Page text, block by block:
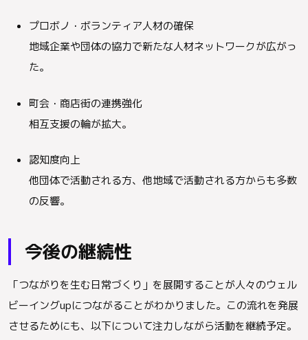
プロボノ・ボランティア人材の確保
地域企業や団体の協力で新たな人材ネットワークが広がっ
た。
町会・商店街の連携強化
相互支援の輪が拡大。
認知度向上
他団体で活動される方、他地域で活動される方からも多数
の反響。
今後の継続性
「つながりを生む日常づくり」を展開することが人々のウェル
ビーイングupにつながることがわかりました。この流れを発展
させるためにも、以下について注力しながら活動を継続予定。